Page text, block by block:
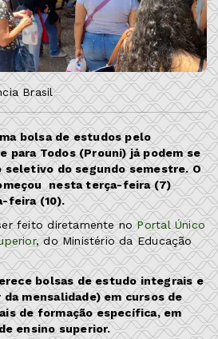
Brasil
bolsa de estudos pelo
para Todos (Prouni) já podem se
seletivo do segundo semestre. O
nesta terça-feira (7)
feira (10).
feito diretamente noPortal Único
, do Ministério da Educação
bolsas de estudo integrais e
mensalidade) em cursos de
de formação específica, em
ensino superior.